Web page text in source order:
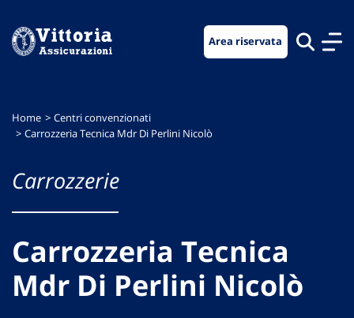
menu
contenuto
footer
Area riservata
Home
Centri convenzionati
Carrozzeria Tecnica Mdr Di Perlini Nicolò
Carrozzerie
Carrozzeria Tecnica
Mdr Di Perlini Nicolò